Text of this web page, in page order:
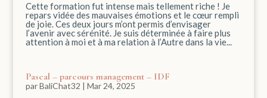
Cette formation fut intense mais tellement riche ! Je
repars vidée des mauvaises émotions et le cœur rempli
de joie. Ces deux jours m’ont permis d’envisager
l’avenir avec sérénité. Je suis déterminée à faire plus
attention à moi et à ma relation à l’Autre dans la vie...
Pascal – parcours management – IDF
parBaliChat32 | Mar 24, 2025